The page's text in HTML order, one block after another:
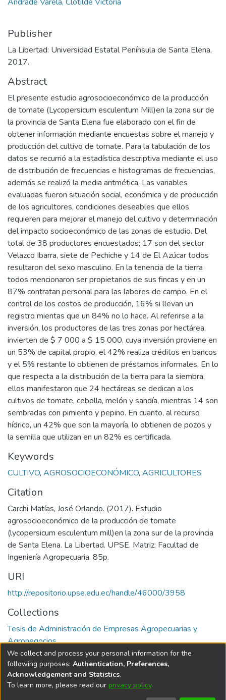
Publisher
La Libertad: Universidad Estatal Península de Santa Elena,
2017.
Abstract
El presente estudio agrosocioeconómico de la producción
de tomate (Lycopersicum esculentum Mill)en la zona sur de
la provincia de Santa Elena fue elaborado con el fin de
obtener información mediante encuestas sobre el manejo y
producción del cultivo de tomate. Para la tabulación de los
datos se recurrió a la estadística descriptiva mediante el uso
de distribución de frecuencias e histogramas de frecuencias,
además se realizó la media aritmética. Las variables
evaluadas fueron situación social, económica y de producción
de los agricultores, condiciones deseables que ellos
requieren para mejorar el manejo del cultivo y determinación
del impacto socioeconómico de las zonas de estudio. Del
total de 38 productores encuestados; 17 son del sector
Velazco Ibarra, siete de Pechiche y 14 de El Azúcar todos
resultaron del sexo masculino. En la tenencia de la tierra
todos mencionaron ser propietarios de sus fincas y en un
87% contratan personal para las labores de campo. En el
control de los costos de producción, 16% si llevan un
registro mientas que un 84% no lo hace. Al referirse a la
inversión, los productores de las tres zonas por hectárea,
invierten de $ 7 000 a $ 15 000, cuya inversión proviene en
un 53% de capital propio, el 42% realiza créditos en bancos
y el 5% restante lo obtienen de préstamos informales. En lo
que respecta a la distribución de la tierra para la siembra,
ellos manifestaron que 24 hectáreas se dedican a los
cultivos de tomate, cebolla, melón y sandía, mientras 14 son
sembradas con pimiento y pepino. En cuanto, al recurso
hídrico, un 42% que son la mayoría, lo obtienen de pozos y
la semilla que utilizan en un 82% es certificada.
Keywords
CULTIVO, AGROSOCIOECONÓMICO, AGRICULTORES
Citation
Carchi Matías, José Orlando. (2017). Estudio
agrosocioeconómico de la producción de tomate
(lycopersicum esculentum mill)en la zona sur de la provincia
de Santa Elena. La Libertad. UPSE. Matriz: Facultad de
Ingeniería Agropecuaria. 85p.
URI
http://repositorio.upse.edu.ec/handle/46000/3958
Collections
Tesis de Administración de Empresas Agropecuarias y
Agronegocios
Full item page
DSpace softwarecopyright © 2002-2026
We collect and process your personal information for the
following purposes: Authentication, Preferences,
Acknowledgement and Statistics.
To learn more, please read our privacy policy.